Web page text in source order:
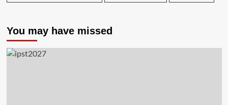
ภาคี
ทุก
ภาค
ส่วน
You may have missed